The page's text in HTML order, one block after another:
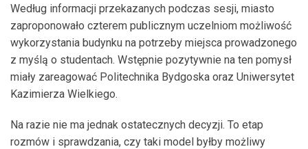
Według informacji przekazanych podczas sesji, miasto
zaproponowało czterem publicznym uczelniom możliwość
wykorzystania budynku na potrzeby miejsca prowadzonego
z myślą o studentach. Wstępnie pozytywnie na ten pomysł
miały zareagować Politechnika Bydgoska oraz Uniwersytet
Kazimierza Wielkiego.
Na razie nie ma jednak ostatecznych decyzji. To etap
rozmów i sprawdzania, czy taki model byłby możliwy